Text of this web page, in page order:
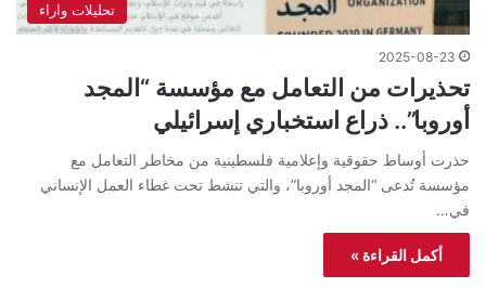
تحليلات واراء
2025-08-23
تحذيرات من التعامل مع مؤسسة “المجد
أوروبا”.. ذراع استخباري إسرائيلي
حذرت أوساط حقوقية وإعلامية فلسطينية من مخاطر التعامل مع
مؤسسة تُدعى “المجد أوروبا”، والتي تنشط تحت غطاء العمل الإنساني
في…
أكمل القراءة »